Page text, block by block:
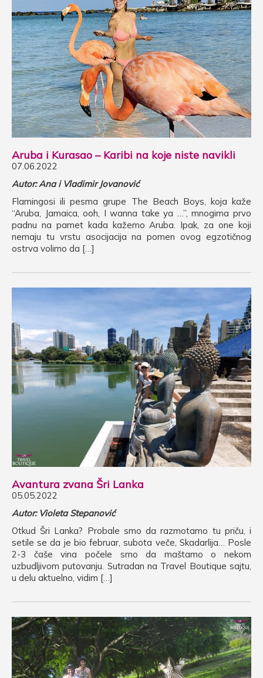
Aruba i Kurasao – Karibi na koje niste navikli
07.06.2022
Autor: Ana i Vladimir Jovanović
Flamingosi ili pesma grupe The Beach Boys, koja kaže
“Aruba, Jamaica, ooh, I wanna take ya …”, mnogima prvo
padnu na pamet kada kažemo Aruba. Ipak, za one koji
nemaju tu vrstu asocijacija na pomen ovog egzotičnog
ostrva volimo da […]
Avantura zvana Šri Lanka
05.05.2022
Autor: Violeta Stepanović
Otkud Šri Lanka? Probale smo da razmotamo tu priču, i
setile se da je bio februar, subota veče, Skadarlija… Posle
2-3 čaše vina počele smo da maštamo o nekom
uzbudljivom putovanju. Sutradan na Travel Boutique sajtu,
u delu aktuelno, vidim […]